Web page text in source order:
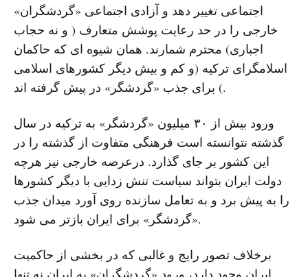
اجتماعی تغییر دهد و آزادی اجتماعی «گردشگران»
خارجی را در حد رعایت پوشش متعارف ( و نه حجاب
اجباری) محترم شمارند. همان شیوه ای که حاکمان
اسلامگرای ترکیه (و کم و بیش دیگر کشورهای اسلامی
) برای جذب «گردشگر» در پیش گرفته اند.
ورود بیش از ٣٠ میلیون «گردشگر» به ترکیه در سال
گذشته نتوانسته است فرهنگی متفاوت از گذشته را در
این کشور بر جای گذارد. درعرصه خارجی نیز هرچه
دولت ایران بتواند سیاست تنش زدایی با دیگر کشورها
را به پیش برد و به تعامل سازنده روی آورد میدان جذب
«گردشگر» برای ایران بازتر می شود.
برخلاف تصور رایج و غالبی که در بخشی از حاکمیت
ایران وجود دارد، ورود «گردشگران» به ایران نه تنها